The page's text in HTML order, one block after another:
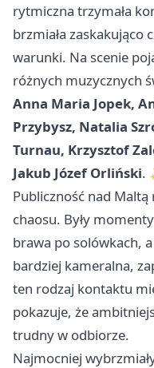
rytmiczna trzymała
brzmiała zaskakująco
warunki. Na scenie
różnych muzycznych
Anna Maria Jopek,
Przybysz, Natalia
Turnau, Krzysztof
Jakub Józef Orliński.
Publiczność nad Maltą
chaosu. Były
brawa po solówkach,
bardziej kameralna,
ten rodzaj kontaktu
pokazuje, że
trudny w odbiorze.
Najmocniej